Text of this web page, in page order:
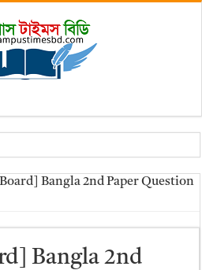
২০২৬
চূড়ান্ত ফলাফল 2026 – Dpe gov bd
2026 | dpe.gov.bd result
– dpe viva result
Bangla 2nd Paper Question
Bangla 2nd